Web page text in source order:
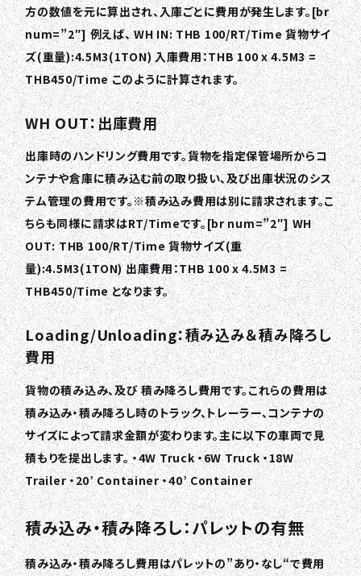
方の数値を元に算出され、入庫ごとに費用が発生します。[br
num=”2″] 例えば、 WH IN: THB 100/RT/Time 貨物サイ
ズ(重量):4.5M3(1TON) 入庫費用：THB 100 x 4.5M3 =
THB450/Time このように計算されます。
WH OUT：出庫費用
出庫時のハンドリング費用です。貨物を指定保管場所からコ
ンテナや倉庫に積み込む前の取り扱い、及び出庫状況のシス
テム管理の費用です。※積み込み費用は別に請求されます。こ
ちらも同様に請求はRT/Timeです。[br num=”2″] WH
OUT: THB 100/RT/Time 貨物サイズ(重
量):4.5M3(1TON) 出庫費用：THB 100 x 4.5M3 =
THB450/Time となります。
Loading/Unloading：積み込み＆積み降ろし
費用
貨物の積み込み、及び 積み降ろし費用です。これらの費用は
積み込み・積み降ろし時のトラック、トレーラー、コンテナの
サイズによって請求金額が変わります。主に以下の車両で見
積もりを提出します。 ・4W Truck ・6W Truck ・18W
Trailer ・20’ Container ・40’ Container
積み込み・積み降ろし：パレットの有無
積み込み・積み降ろし費用はパレットの”あり・なし“で費用